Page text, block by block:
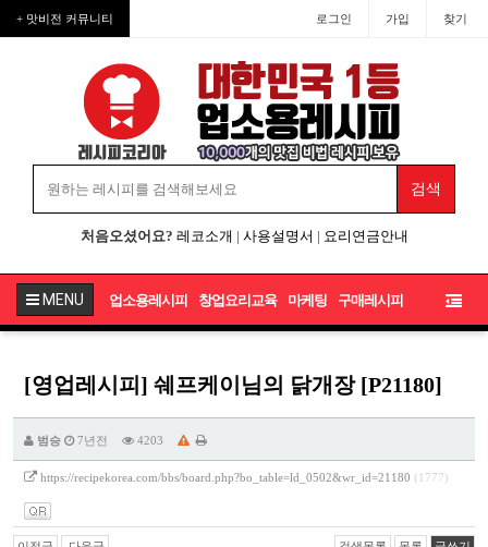
+ 맛비전 커뮤니티 로그인 가입 찾기
처음오셨어요? 레코소개 | 사용설명서 | 요리연금안내
MENU 업소용레시피 창업요리교육 마케팅 구매레시피
[영업레시피] 쉐프케이님의 닭개장 [P21180]
범승 7년전 4203
https://recipekorea.com/bbs/board.php?bo_table=ld_0502&wr_id=21180 (1777)